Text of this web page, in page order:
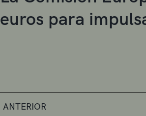
euros para
ANTERIOR